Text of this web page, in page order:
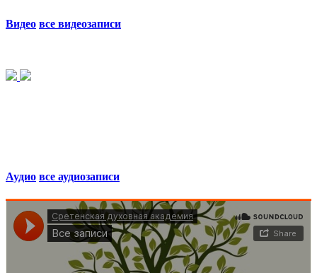
Видео все видеозаписи
Аудио все аудиозаписи